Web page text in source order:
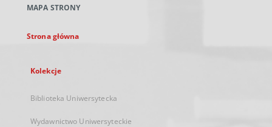
karcie
MAPA STRONY
Strona główna
Kolekcje
Biblioteka Uniwersytecka
Wydawnictwo Uniwersyteckie